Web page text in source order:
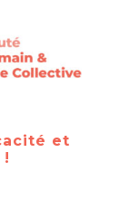
et
!